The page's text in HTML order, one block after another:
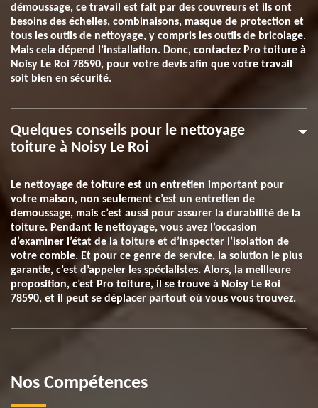
démoussage, ce travail est fait par des couvreurs et ils ont
besoins des échelles, combinaisons, masque de protection et
tous les outils de nettoyage, y compris les outils de bricolage.
Mais cela dépend l’installation. Donc, contactez Pro toiture à
Noisy Le Roi 78590, pour votre devis afin que votre travail
soit bien en sécurité.
Quelques conseils pour le nettoyage
toiture à Noisy Le Roi
Le nettoyage de toiture est un entretien important pour
votre maison, non seulement c’est un entretien de
demoussage, mais c’est aussi pour assurer la durabilité de la
toiture. Pendant le nettoyage, vous avez l’occasion
d’examiner l’état de la toiture et d’inspecter l’isolation de
votre comble. Et pour ce genre de service, la solution le plus
garantie, c’est d’appeler les spécialistes. Alors, la meilleure
proposition, c’est Pro toiture, il se trouve à Noisy Le Roi
78590, et il peut se déplacer partout où vous vous trouvez.
Nos Compétences